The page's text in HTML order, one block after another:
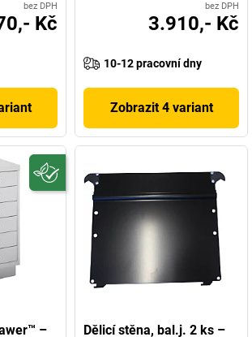
bez DPH
Kč
bez DPH
3.910,- Kč
10-12 pracovní dny
Zobrazit 4 variant
–
Dělicí stěna, bal.j. 2 ks –